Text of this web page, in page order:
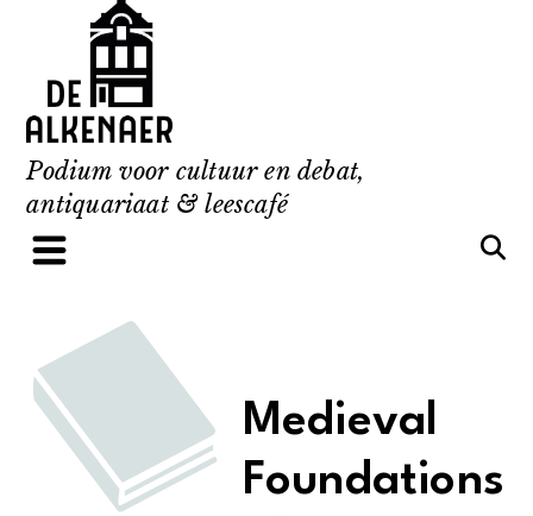
content
Podium voor cultuur en debat,
antiquariaat & leescafé
Medieval
Foundations